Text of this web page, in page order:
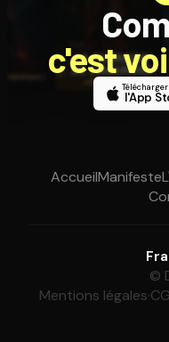
c'est
l'App
AccueilManifeste
©
Mentions légales·